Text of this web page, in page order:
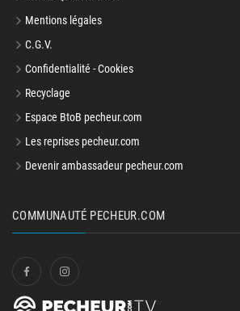
Charte Qualité FEVAD
Mentions légales
C.G.V.
Confidentialité - Cookies
Recyclage
Espace BtoB pecheur.com
Les reprises pecheur.com
COMMUNAUTÉ PECHEUR.COM